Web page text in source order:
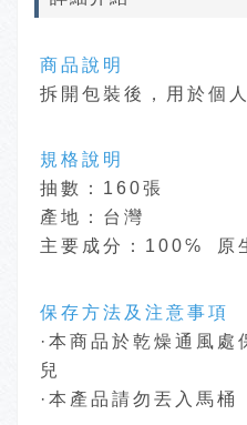
商品說明
拆開包裝後，用於個
規格說明
抽數：160張
產地：台灣
主要成分：100℅ 原
保存方法及注意事項
·本商品於乾燥通風處
兒
·本產品請勿丟入馬桶